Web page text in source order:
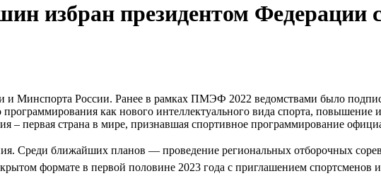
президентом Федерации
Минспорта России. Ранее в рамках ПМЭФ 2022 ведомствами было
как нового интеллектуального вида спорта, повышение
– первая страна в мире, признавшая спортивное программирование
Среди ближайших планов — проведение региональных отборочных
формате в первой половине 2023 года с приглашением спортсменов